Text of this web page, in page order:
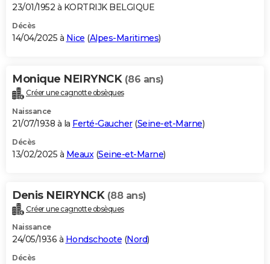
23/01/1952 à KORTRIJK BELGIQUE
Décès
14/04/2025 à Nice (Alpes-Maritimes)
Monique NEIRYNCK (86 ans)
Créer une cagnotte obsèques
Naissance
21/07/1938 à la Ferté-Gaucher(Seine-et-Marne)
Décès
13/02/2025 à Meaux (Seine-et-Marne)
Denis NEIRYNCK (88 ans)
Créer une cagnotte obsèques
Naissance
24/05/1936 à Hondschoote (Nord)
Décès